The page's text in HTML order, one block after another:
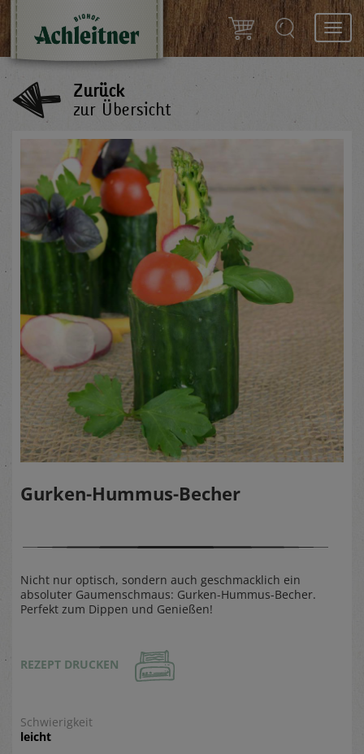
Zurück
zur Übersicht
Gurken-Hummus-Becher
Nicht nur optisch, sondern auch geschmacklich ein
absoluter Gaumenschmaus: Gurken-Hummus-Becher.
Perfekt zum Dippen und Genießen!
REZEPT DRUCKEN
Schwierigkeit
leicht